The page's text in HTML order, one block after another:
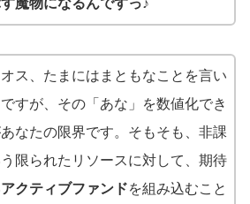
ス、たまにはまともなことを言い
すが、その「あな」を数値化でき
なたの限界です。そもそも、非課
限られたリソースに対して、期待
アクティブファンドを組み込むこと